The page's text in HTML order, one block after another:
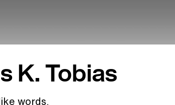
K. Tobias
words.